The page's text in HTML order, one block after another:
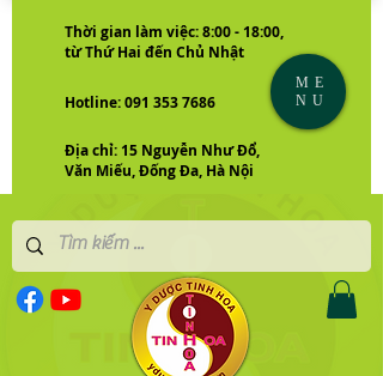
Thời gian làm việc: 8:00 - 18:00,
từ Thứ Hai đến Chủ Nhật
Hotline: 091 353 7686
Địa chỉ: 15 Nguyễn Như Đổ,
Văn Miếu, Đống Đa, Hà Nội
ME
NU